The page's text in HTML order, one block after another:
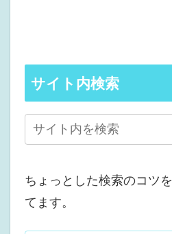
サイト内検索
ちょっとした検索のコツを
てます。